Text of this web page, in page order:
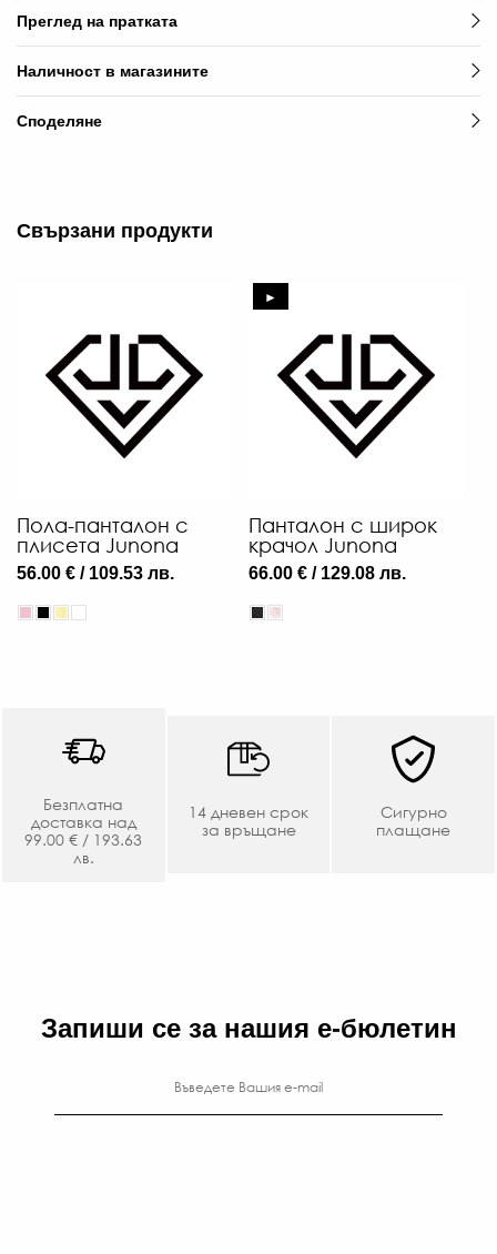
Преглед на пратката
Наличност в магазините
Споделяне
Свързани продукти
Пола-панталон с
плисета Junona
56.00 € / 109.53 лв.
►
Панталон с широк
крачол Junona
66.00 € / 129.08 лв.
Безплатна
доставка над
99.00 € / 193.63
лв.
14 дневен срок
за връщане
Сигурно
плащане
Запиши се за нашия е-бюлетин